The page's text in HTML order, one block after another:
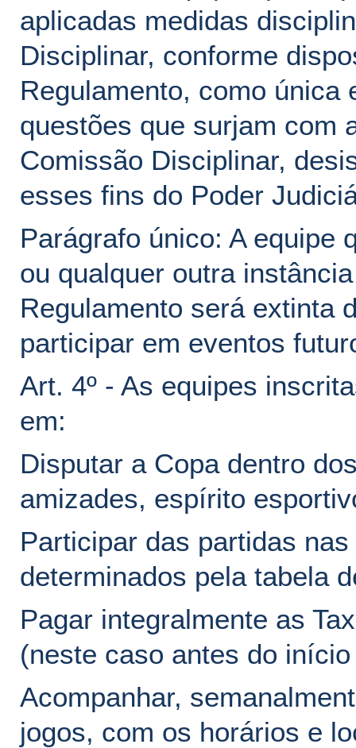
aplicadas medidas
Disciplinar, conforme
Regulamento, como única
questões que surjam com
Comissão Disciplinar,
esses fins do Poder
Parágrafo único: A equipe
ou qualquer outra
Regulamento será extinta
participar em eventos
Art. 4º - As equipes
em:
Disputar a Copa dentro
amizades, espírito
Participar das partidas
determinados pela tabela
Pagar integralmente as
(neste caso antes do
Acompanhar,
jogos, com os horários e